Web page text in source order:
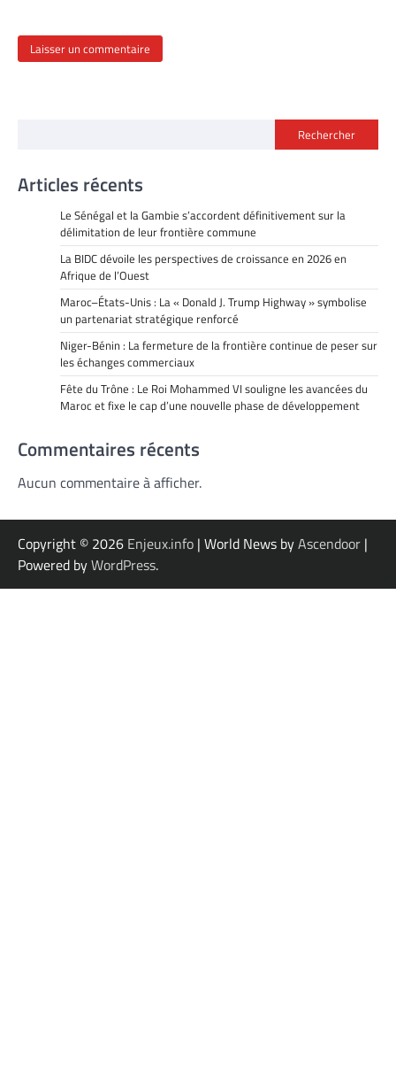
Rechercher
Articles récents
Le Sénégal et la Gambie s’accordent définitivement sur la
délimitation de leur frontière commune
La BIDC dévoile les perspectives de croissance en 2026 en
Afrique de l’Ouest
Maroc–États-Unis : La « Donald J. Trump Highway » symbolise
un partenariat stratégique renforcé
Niger-Bénin : La fermeture de la frontière continue de peser sur
les échanges commerciaux
Fête du Trône : Le Roi Mohammed VI souligne les avancées du
Maroc et fixe le cap d’une nouvelle phase de développement
Commentaires récents
Aucun commentaire à afficher.
Copyright © 2026 Enjeux.info | World News byAscendoor |
Powered byWordPress.